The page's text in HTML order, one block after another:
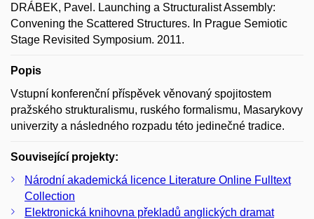
DRÁBEK, Pavel. Launching a Structuralist Assembly:
Convening the Scattered Structures. In Prague Semiotic
Stage Revisited Symposium. 2011.
Popis
Vstupní konferenční příspěvek věnovaný spojitostem
pražského strukturalismu, ruského formalismu, Masarykovy
univerzity a následného rozpadu této jedinečné tradice.
Související projekty:
Národní akademická licence Literature Online Fulltext
Collection
Elektronická knihovna překladů anglických dramat